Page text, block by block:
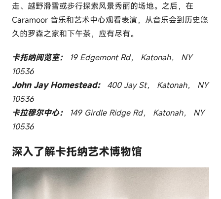
走、越野滑雪或步行探索风景秀丽的场地。之后，在
Caramoor 音乐和艺术中心观看表演，从音乐会到历史悠
久的罗森之家和下午茶，应有尽有。
卡托纳阅览室：
19 Edgemont Rd， Katonah， NY
10536
John Jay Homestead： 400 Jay St， Katonah， NY
10536
卡拉穆尔中心：
149 Girdle Ridge Rd， Katonah， NY
10536
深入了解卡托纳艺术博物馆